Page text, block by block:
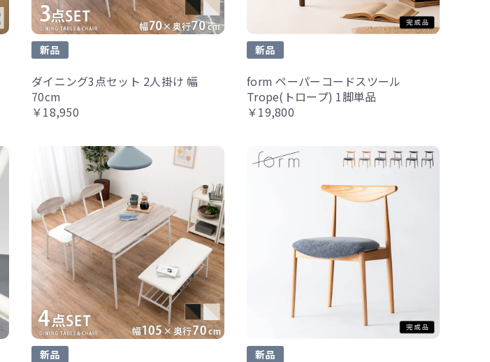
新品
ダイニング3点セット 2人掛け 幅
70cm
￥18,950
新品
form ペーパーコードスツール
Trope(トロープ) 1脚単品
￥19,800
新品 新品